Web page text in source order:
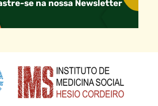
se na nossa Newsletter